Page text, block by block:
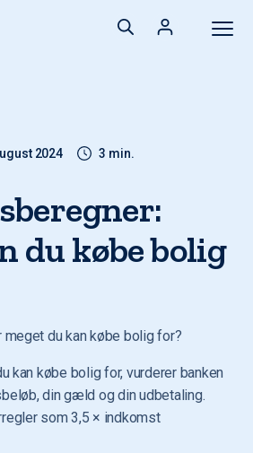
2024 3 min.
du købe bolig
meget du kan købe bolig for?
kan købe bolig for, vurderer banken
din gæld og din udbetaling.
som 3,5 × indkomst